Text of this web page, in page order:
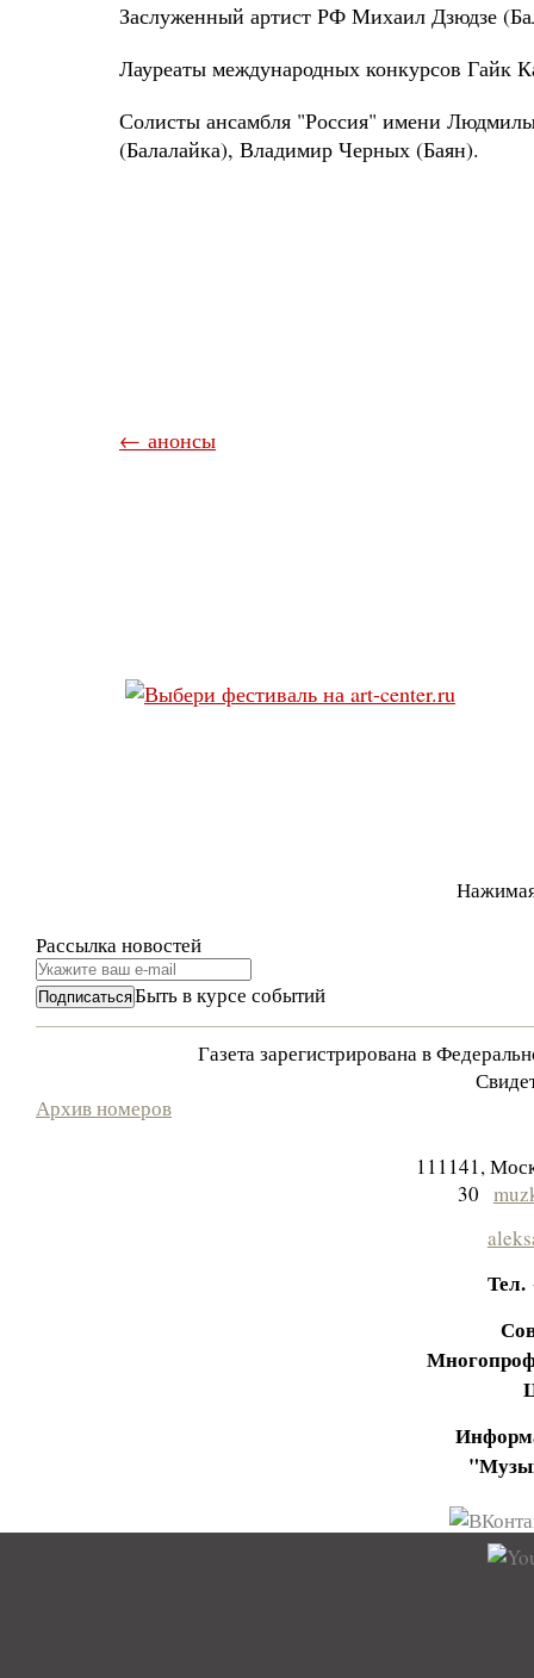
Заслуженный артист РФ Михаил Дзюдзе
Лауреаты международных конкурсов Гайк
Солисты ансамбля "Россия" имени
(Балалайка), Владимир Черных (Баян).
← анонсы
Рассылка новостей
Быть в курсе событий
Газета зарегистрирована в
Архив номеров
111141,
30
Тел.